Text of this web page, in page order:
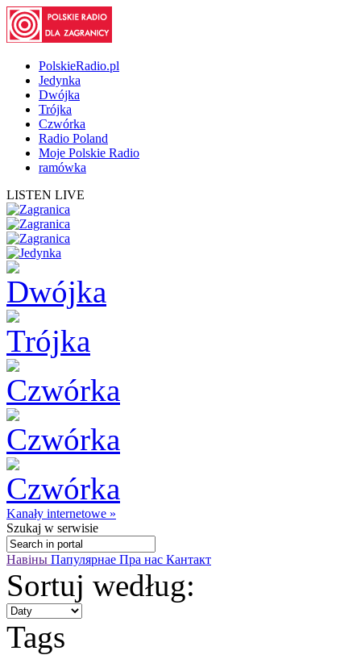
PolskieRadio.pl
Jedynka
Dwójka
Trójka
Czwórka
Radio Poland
Moje Polskie Radio
ramówka
LISTEN LIVE
Kanały internetowe »
Szukaj w serwisie
Навіны Папулярнае Пра нас Кантакт
Sortuj według:
Tags